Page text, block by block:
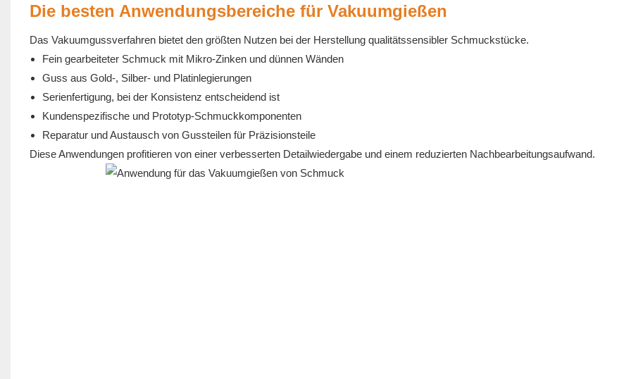
Die besten Anwendungsbereiche für Vakuumgießen
Das Vakuumgussverfahren bietet den größten Nutzen bei der Herstellung qualitätssensibler Schmuckstücke.
Fein gearbeiteter Schmuck mit Mikro-Zinken und dünnen Wänden
Guss aus Gold-, Silber- und Platinlegierungen
Serienfertigung, bei der Konsistenz entscheidend ist
Kundenspezifische und Prototyp-Schmuckkomponenten
Reparatur und Austausch von Gussteilen für Präzisionsteile
Diese Anwendungen profitieren von einer verbesserten Detailwiedergabe und einem reduzierten Nachbearbeitungsaufwand.